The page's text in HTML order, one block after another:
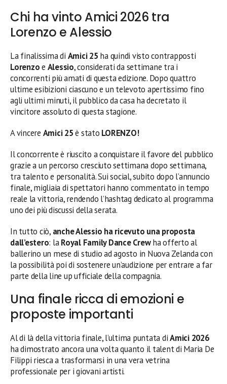
Chi ha vinto Amici 2026 tra
Lorenzo e Alessio
La finalissima di Amici 25 ha quindi visto contrapposti
Lorenzoe Alessio, considerati da settimane tra i
concorrenti più amati di questa edizione. Dopo quattro
ultime esibizioni ciascuno e un televoto apertissimo fino
agli ultimi minuti, il pubblico da casa ha decretato il
vincitore assoluto di questa stagione.
A vincere Amici 25è stato LORENZO!
Il concorrente è riuscito a conquistare il favore del pubblico
grazie a un percorso cresciuto settimana dopo settimana,
tra talento e personalità. Sui social, subito dopo l’annuncio
finale, migliaia di spettatori hanno commentato in tempo
reale la vittoria, rendendo l’hashtag dedicato al programma
uno dei più discussi della serata.
In tutto ciò, anche Alessio ha ricevuto una proposta
dall’estero: laRoyal Family Dance Crewha offerto al
ballerino un mese di studio ad agosto in Nuova Zelanda con
la possibilità poi di sostenere un’audizione per entrare a far
parte della line up ufficiale della compagnia.
Una finale ricca di emozioni e
proposte importanti
Al di là della vittoria finale, l’ultima puntata diAmici 2026
ha dimostrato ancora una volta quanto il talent di Maria De
Filippi riesca a trasformarsi in una vera vetrina
professionale per i giovani artisti.